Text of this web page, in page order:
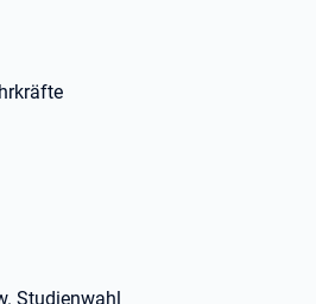
Studienwahl